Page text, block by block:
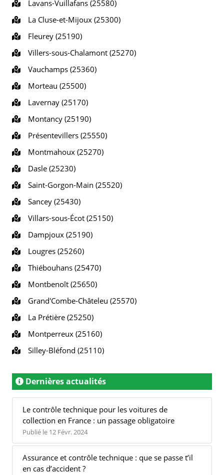
Lavans-Vuillafans (25580)
La Cluse-et-Mijoux (25300)
Fleurey (25190)
Villers-sous-Chalamont (25270)
Vauchamps (25360)
Morteau (25500)
Lavernay (25170)
Montancy (25190)
Présentevillers (25550)
Montmahoux (25270)
Dasle (25230)
Saint-Gorgon-Main (25520)
Sancey (25430)
Villars-sous-Écot (25150)
Dampjoux (25190)
Lougres (25260)
Thiébouhans (25470)
Montbenoît (25650)
Grand'Combe-Châteleu (25570)
La Prétière (25250)
Montperreux (25160)
Silley-Bléfond (25110)
Dernières actualités
Le contrôle technique pour les voitures de
collection en France : un passage obligatoire
Publié le 12 Févr. 2024
Assurance et contrôle technique : que se passe t’il
en cas d’accident ?